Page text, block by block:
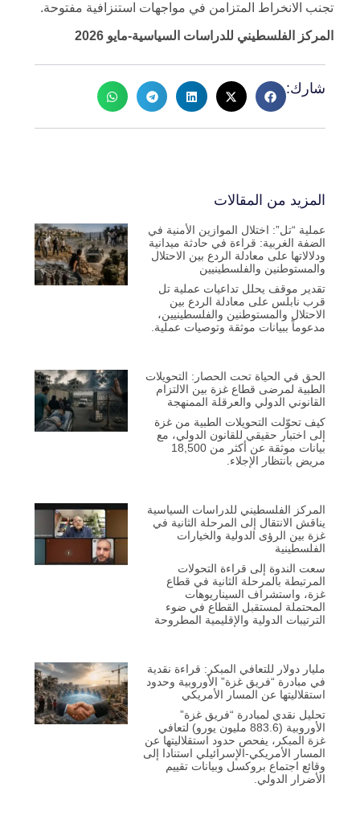
تجنب الانخراط المتزامن في مواجهات استنزافية مفتوحة.
المركز الفلسطيني للدراسات السياسية-مايو 2026
شارك:
المزيد من المقالات
عملية “تل”: اختلال الموازين الأمنية في
الضفة الغربية: قراءة في حادثة ميدانية
ودلالاتها على معادلة الردع بين الاحتلال
والمستوطنين والفلسطينيين
تقدير موقف يحلل تداعيات عملية تل
قرب نابلس على معادلة الردع بين
الاحتلال والمستوطنين والفلسطينيين،
مدعوماً ببيانات موثقة وتوصيات عملية.
الحق في الحياة تحت الحصار: التحويلات
الطبية لمرضى قطاع غزة بين الالتزام
القانوني الدولي والعرقلة الممنهجة
كيف تحوّلت التحويلات الطبية من غزة
إلى اختبار حقيقي للقانون الدولي، مع
بيانات موثقة عن أكثر من 18,500
مريض بانتظار الإجلاء.
المركز الفلسطيني للدراسات السياسية
يناقش الانتقال إلى المرحلة الثانية في
غزة بين الرؤى الدولية والخيارات
الفلسطينية
سعت الندوة إلى قراءة التحولات
المرتبطة بالمرحلة الثانية في قطاع
غزة، واستشراف السيناريوهات
المحتملة لمستقبل القطاع في ضوء
الترتيبات الدولية والإقليمية المطروحة
مليار دولار للتعافي المبكر: قراءة نقدية
في مبادرة “فريق غزة” الأوروبية وحدود
استقلاليتها عن المسار الأمريكي
تحليل نقدي لمبادرة “فريق غزة”
الأوروبية (883.6 مليون يورو) لتعافي
غزة المبكر، يفحص حدود استقلاليتها عن
المسار الأمريكي-الإسرائيلي استنادا إلى
وقائع اجتماع بروكسل وبيانات تقييم
الأضرار الدولي.